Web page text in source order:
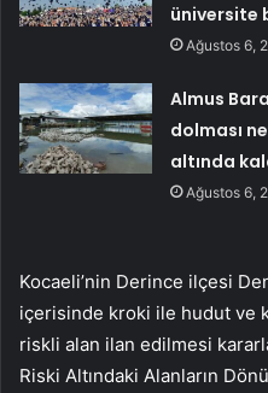
üniversite
Ağustos 6,
Almus
dolması
altında
Ağustos 6,
Kocaeli’nin Derince ilçesi
içerisinde kroki ile hudut ve
riskli alan ilan edilmesi
Riski Altındaki Alanların